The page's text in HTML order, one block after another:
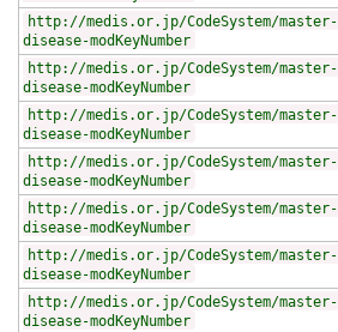
http://medis.or.jp/CodeSystem/master-
disease-modKeyNumber
http://medis.or.jp/CodeSystem/master-
disease-modKeyNumber
http://medis.or.jp/CodeSystem/master-
disease-modKeyNumber
http://medis.or.jp/CodeSystem/master-
disease-modKeyNumber
http://medis.or.jp/CodeSystem/master-
disease-modKeyNumber
http://medis.or.jp/CodeSystem/master-
disease-modKeyNumber
http://medis.or.jp/CodeSystem/master-
disease-modKeyNumber